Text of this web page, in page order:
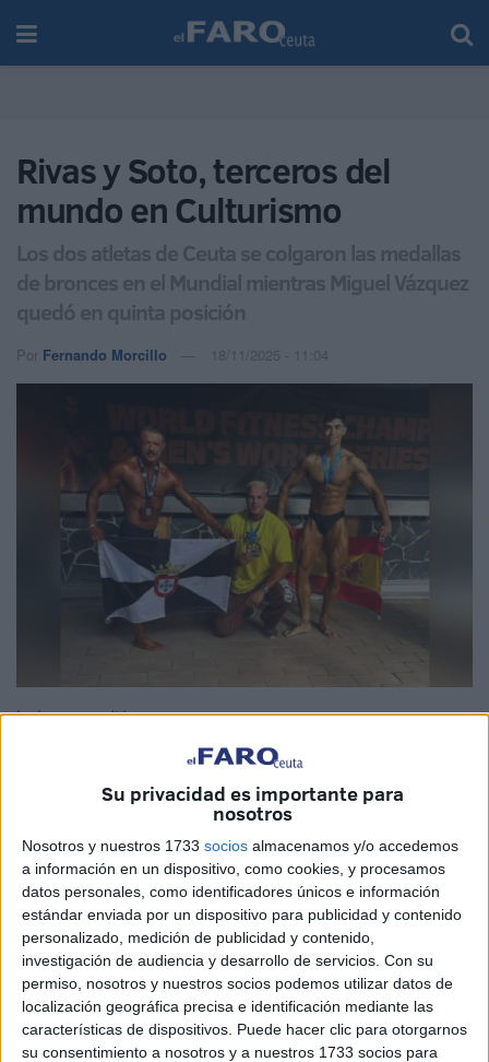
Su privacidad es importante para
nosotros
Nosotros y nuestros 1733 socios almacenamos y/o accedemos
a información en un dispositivo, como cookies, y procesamos
datos personales, como identificadores únicos e información
estándar enviada por un dispositivo para publicidad y contenido
personalizado, medición de publicidad y contenido,
investigación de audiencia y desarrollo de servicios. Con su
permiso, nosotros y nuestros socios podemos utilizar datos de
localización geográfica precisa e identificación mediante las
características de dispositivos. Puede hacer clic para otorgarnos
su consentimiento a nosotros y a nuestros 1733 socios para
Rivas y Soto, terceros del
mundo en Culturismo
Los dos atletas de Ceuta se colgaron las medallas
de bronces en el Mundial mientras Miguel Vázquez
quedó en quinta posición
Por Fernando Morcillo 18/11/2025 - 11:04
Imágenes cedidas
no para de crecer y de conseguir
éxitos.José María Rivas y Javier Sotohan quedado
terceros del mundoen sus respectivas categorías en el
campeonato del Mundo.
Este fin de semana José María Rivas, Javier Soto y Miguel
Vázquez se concentraron en Barcelonacon la selección
española de culturismo y Fitness IFBB, para competir
en el campeonato del mundo